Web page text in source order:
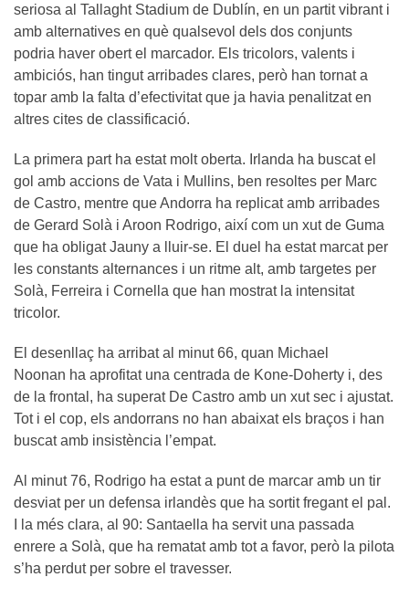
seriosa al Tallaght Stadium de Dublín, en un partit vibrant i
amb alternatives en què qualsevol dels dos conjunts
podria haver obert el marcador. Els tricolors, valents i
ambiciós, han tingut arribades clares, però han tornat a
topar amb la falta d’efectivitat que ja havia penalitzat en
altres cites de classificació.
La primera part ha estat molt oberta. Irlanda ha buscat el
gol amb accions de Vata i Mullins, ben resoltes per Marc
de Castro, mentre que Andorra ha replicat amb arribades
de Gerard Solà i Aroon Rodrigo, així com un xut de Guma
que ha obligat Jauny a lluir-se. El duel ha estat marcat per
les constants alternances i un ritme alt, amb targetes per
Solà, Ferreira i Cornella que han mostrat la intensitat
tricolor.
El desenllaç ha arribat al minut 66, quan Michael
Noonan ha aprofitat una centrada de Kone-Doherty i, des
de la frontal, ha superat De Castro amb un xut sec i ajustat.
Tot i el cop, els andorrans no han abaixat els braços i han
buscat amb insistència l’empat.
Al minut 76, Rodrigo ha estat a punt de marcar amb un tir
desviat per un defensa irlandès que ha sortit fregant el pal.
I la més clara, al 90: Santaella ha servit una passada
enrere a Solà, que ha rematat amb tot a favor, però la pilota
s’ha perdut per sobre el travesser.